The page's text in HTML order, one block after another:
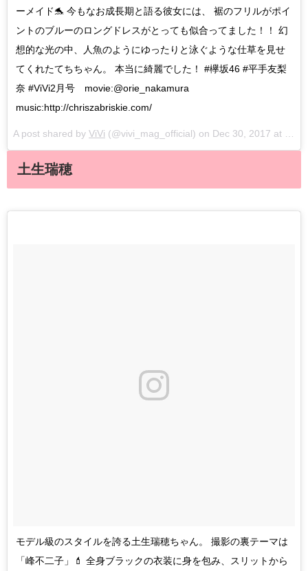
ーメイド🐬 今もなお成長期と語る彼女には、 裾のフリルがポイ
ントのブルーのロングドレスがとっても似合ってました！！ 幻
想的な光の中、人魚のようにゆったりと泳ぐような仕草を見せ
てくれたてちちゃん。 本当に綺麗でした！ #欅坂46 #平手友梨
奈 #ViVi2月号 movie:@orie_nakamura
music:http://chriszabriskie.com/
A post shared by ViVi (@vivi_mag_official) on Dec 30, 2017 at 1:34am PST
土生瑞穂
モデル級のスタイルを誇る土生瑞穂ちゃん。 撮影の裏テーマは
「峰不二子」💄 全身ブラックの衣装に身を包み、スリットから